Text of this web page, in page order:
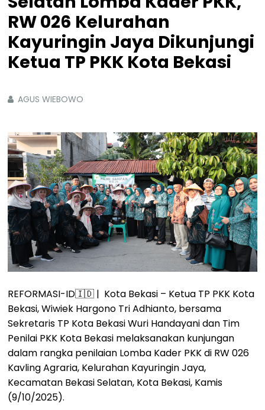
RW 026 Kelurahan
Kayuringin Jaya Dikunjungi
Ketua TP PKK Kota Bekasi
AGUS WIEBOWO
REFORMASI-ID🇮🇩 | Kota Bekasi – Ketua TP PKK Kota
Bekasi, Wiwiek Hargono Tri Adhianto, bersama
Sekretaris TP Kota Bekasi Wuri Handayani dan Tim
Penilai PKK Kota Bekasi melaksanakan kunjungan
dalam rangka penilaian Lomba Kader PKK di RW 026
Kavling Agraria, Kelurahan Kayuringin Jaya,
Kecamatan Bekasi Selatan, Kota Bekasi, Kamis
(9/10/2025).